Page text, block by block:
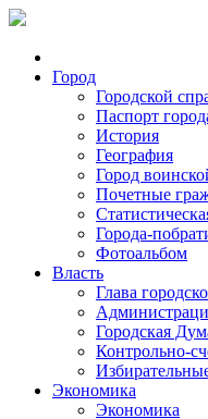
Город
Городской
Паспорт
История
География
Город
Почетные
Города-
Фотоальбом
Власть
Глава
Городская
Контрольно-
Экономика
Экономика